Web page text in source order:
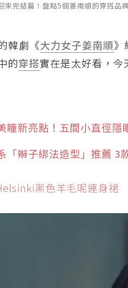
來完結篇！盤點5個姜南順的穿搭品
韓劇《大力女子姜南順》
的穿搭實在是太好看，今
瞳新亮點！五間小直徑
「辮子綁法造型」推薦 3
黑色羊毛呢連身裙